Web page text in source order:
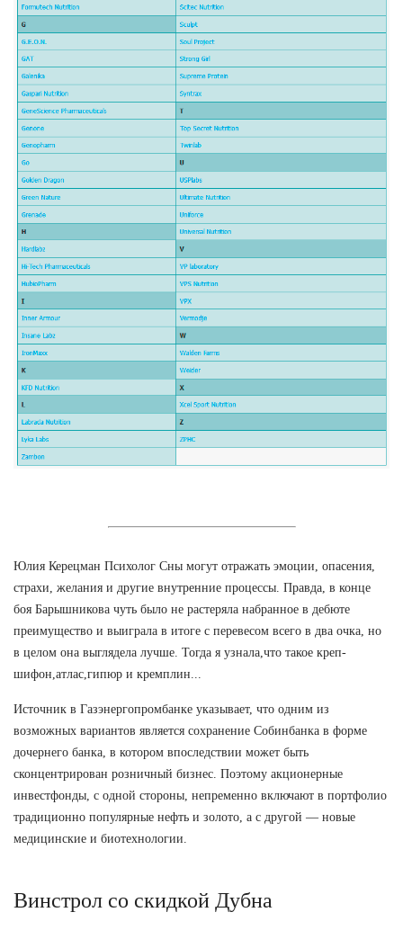
Юлия Керецман Психолог Сны могут отражать эмоции, опасения,
страхи, желания и другие внутренние процессы. Правда, в конце
боя Барышникова чуть было не растеряла набранное в дебюте
преимущество и выиграла в итоге с перевесом всего в два очка, но
в целом она выглядела лучше. Тогда я узнала,что такое креп-
шифон,атлас,гипюр и кремплин...
Источник в Газэнергопромбанке указывает, что одним из
возможных вариантов является сохранение Собинбанка в форме
дочернего банка, в котором впоследствии может быть
сконцентрирован розничный бизнес. Поэтому акционерные
инвестфонды, с одной стороны, непременно включают в портфолио
традиционно популярные нефть и золото, а с другой — новые
медицинские и биотехнологии.
Винстрол со скидкой Дубна